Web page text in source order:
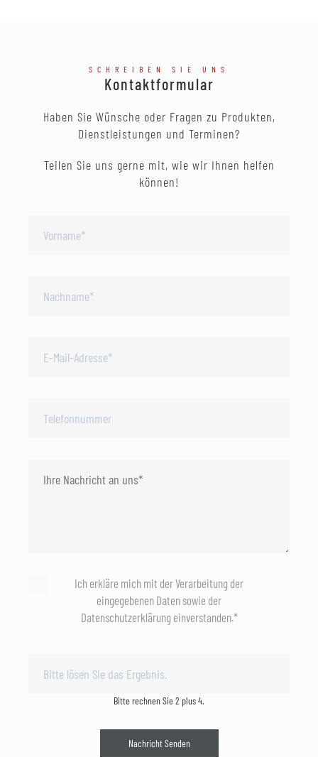
SCHREIBEN SIE UNS
Kontaktformular
Haben Sie Wünsche oder Fragen zu Produkten,
Dienstleistungen und Terminen?
Teilen Sie uns gerne mit, wie wir Ihnen helfen
können!
Ich erkläre mich mit der Verarbeitung der
eingegebenen Daten sowie der
Datenschutzerklärung einverstanden.*
Bitte rechnen Sie 2 plus 4.
Nachricht Senden